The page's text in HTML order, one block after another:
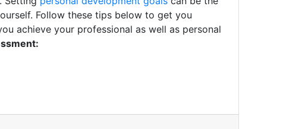
Follow these tips below to get you
achieve your professional as well as personal